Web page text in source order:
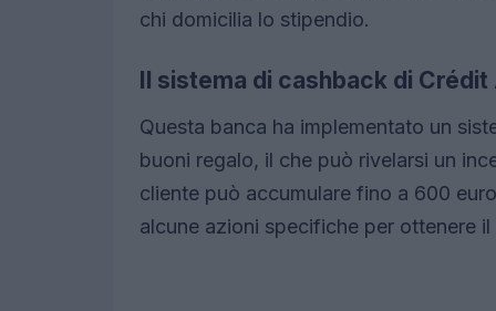
chi domicilia lo stipendio.
Il sistema di cashback di
Questa banca ha implementato un
buoni regalo, il che può rivelarsi un
cliente può accumulare fino a 600
alcune azioni specifiche per ottenere